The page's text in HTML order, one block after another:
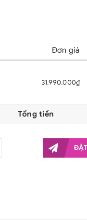
Đơn giá
31.990.000₫
Tổng tiền